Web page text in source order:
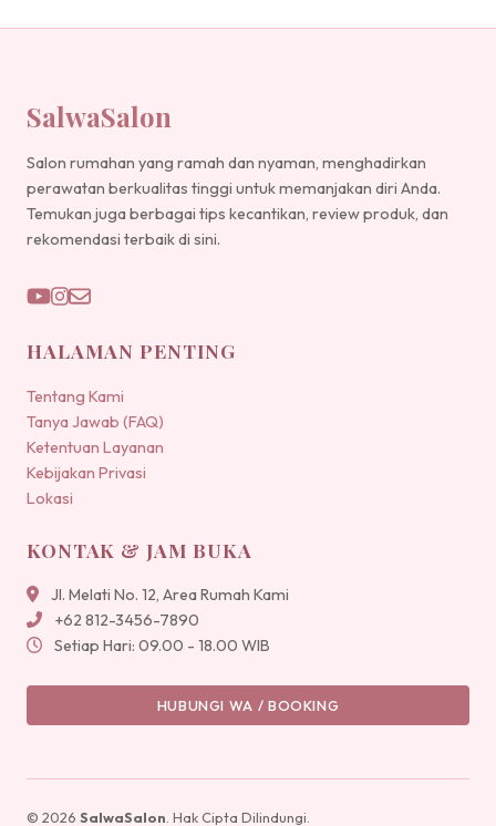
SalwaSalon
Salon rumahan yang ramah dan nyaman, menghadirkan
perawatan berkualitas tinggi untuk memanjakan diri Anda.
Temukan juga berbagai tips kecantikan, review produk, dan
rekomendasi terbaik di sini.
HALAMAN PENTING
Tentang Kami
Tanya Jawab (FAQ)
Ketentuan Layanan
Kebijakan Privasi
Lokasi
KONTAK & JAM BUKA
Jl. Melati No. 12, Area Rumah Kami
+62 812-3456-7890
Setiap Hari: 09.00 - 18.00 WIB
HUBUNGI WA / BOOKING
© 2026 SalwaSalon . Hak Cipta Dilindungi.